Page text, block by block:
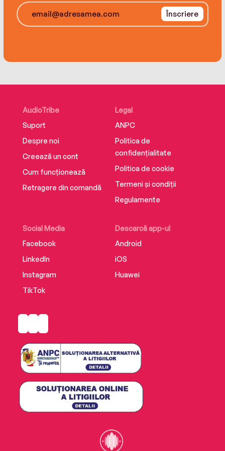
hidden past and use her newfound gifts—risking
everything to save her friends and beloved
Înscriere
AudioTribe
Suport
Despre noi
Creează un cont
Cum funcționează
Retragere din comandă
Social Media
Facebook
LinkedIn
Instagram
TikTok
Descarcă app-ul
Android
iOS
Huawei
Legal
ANPC
Politica de
confidențialitate
Politica de cookie
Termeni și condiții
Regulamente